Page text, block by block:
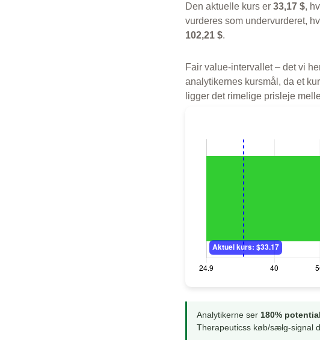
Den aktuelle kurs er 33,17 $,
vurderes som undervurderet,
102,21 $.
Fair value-intervallet – det vi
analytikernes kursmål, da et
ligger det rimelige prisleje
Analytikerne ser 180%
Therapeuticss køb/sælg-signal